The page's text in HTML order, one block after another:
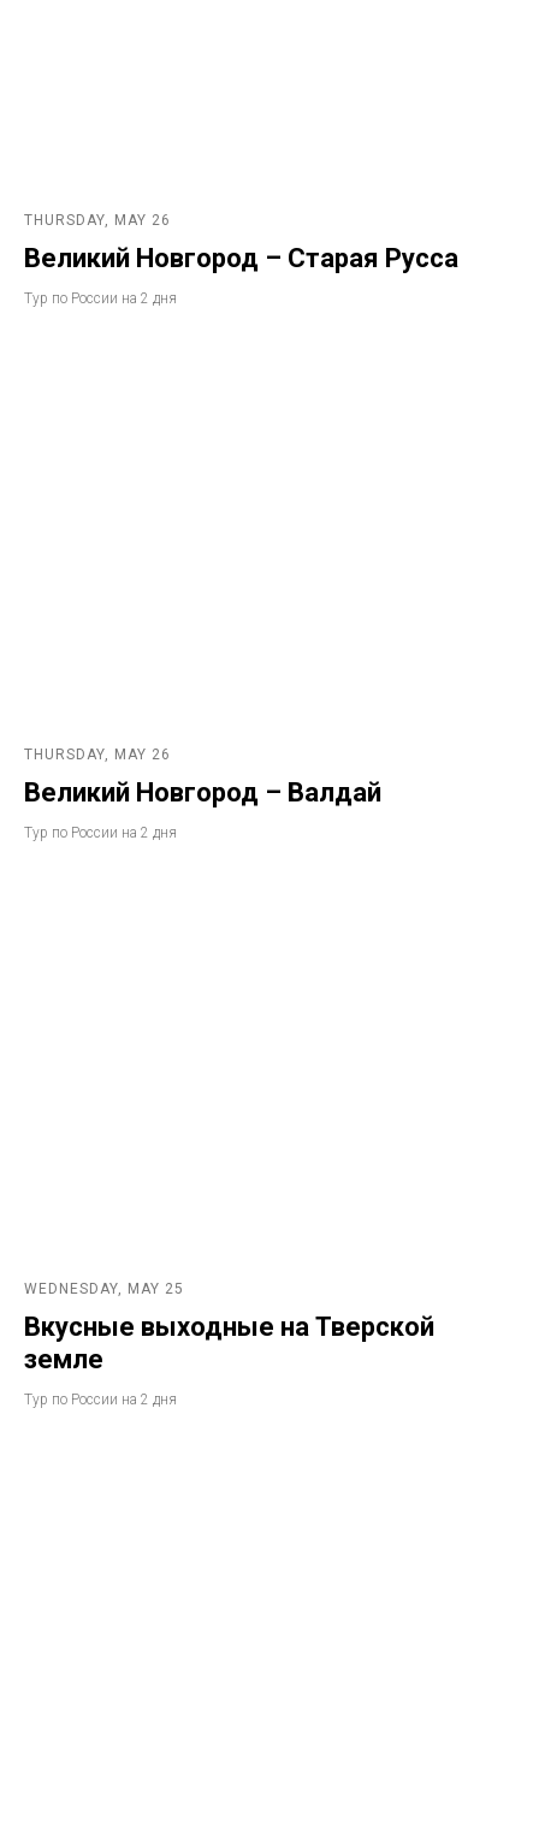
THURSDAY, MAY 26
Великий Новгород – Старая Русса
Тур по России на 2 дня
THURSDAY, MAY 26
Великий Новгород – Валдай
Тур по России на 2 дня
WEDNESDAY, MAY 25
Вкусные выходные на Тверской
земле
Тур по России на 2 дня